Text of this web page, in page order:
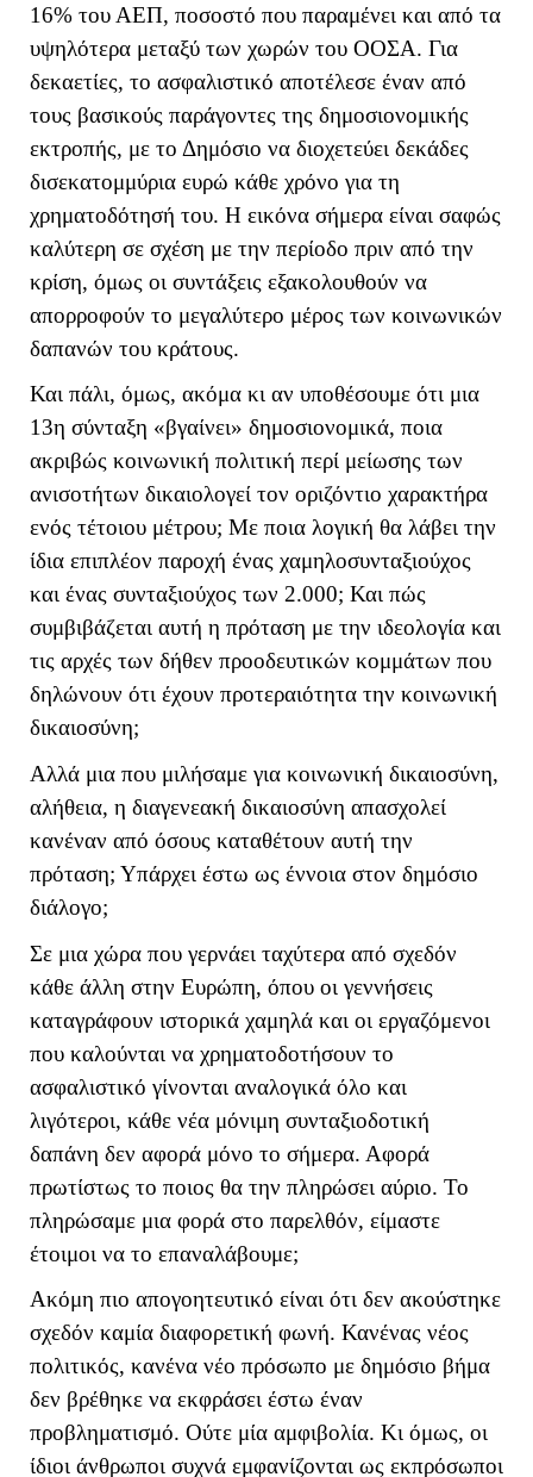
16% του ΑΕΠ, ποσοστό που παραμένει και από τα
υψηλότερα μεταξύ των χωρών του ΟΟΣΑ. Για
δεκαετίες, το ασφαλιστικό αποτέλεσε έναν από
τους βασικούς παράγοντες της δημοσιονομικής
εκτροπής, με το Δημόσιο να διοχετεύει δεκάδες
δισεκατομμύρια ευρώ κάθε χρόνο για τη
χρηματοδότησή του. Η εικόνα σήμερα είναι σαφώς
καλύτερη σε σχέση με την περίοδο πριν από την
κρίση, όμως οι συντάξεις εξακολουθούν να
απορροφούν το μεγαλύτερο μέρος των κοινωνικών
δαπανών του κράτους.
Και πάλι, όμως, ακόμα κι αν υποθέσουμε ότι μια
13η σύνταξη «βγαίνει» δημοσιονομικά, ποια
ακριβώς κοινωνική πολιτική περί μείωσης των
ανισοτήτων δικαιολογεί τον οριζόντιο χαρακτήρα
ενός τέτοιου μέτρου; Με ποια λογική θα λάβει την
ίδια επιπλέον παροχή ένας χαμηλοσυνταξιούχος
και ένας συνταξιούχος των 2.000; Και πώς
συμβιβάζεται αυτή η πρόταση με την ιδεολογία και
τις αρχές των δήθεν προοδευτικών κομμάτων που
δηλώνουν ότι έχουν προτεραιότητα την κοινωνική
δικαιοσύνη;
Αλλά μια που μιλήσαμε για κοινωνική δικαιοσύνη,
αλήθεια, η διαγενεακή δικαιοσύνη απασχολεί
κανέναν από όσους καταθέτουν αυτή την
πρόταση; Υπάρχει έστω ως έννοια στον δημόσιο
διάλογο;
Σε μια χώρα που γερνάει ταχύτερα από σχεδόν
κάθε άλλη στην Ευρώπη, όπου οι γεννήσεις
καταγράφουν ιστορικά χαμηλά και οι εργαζόμενοι
που καλούνται να χρηματοδοτήσουν το
ασφαλιστικό γίνονται αναλογικά όλο και
λιγότεροι, κάθε νέα μόνιμη συνταξιοδοτική
δαπάνη δεν αφορά μόνο το σήμερα. Αφορά
πρωτίστως το ποιος θα την πληρώσει αύριο. Το
πληρώσαμε μια φορά στο παρελθόν, είμαστε
έτοιμοι να το επαναλάβουμε;
Ακόμη πιο απογοητευτικό είναι ότι δεν ακούστηκε
σχεδόν καμία διαφορετική φωνή. Κανένας νέος
πολιτικός, κανένα νέο πρόσωπο με δημόσιο βήμα
δεν βρέθηκε να εκφράσει έστω έναν
προβληματισμό. Ούτε μία αμφιβολία. Κι όμως, οι
ίδιοι άνθρωποι συχνά εμφανίζονται ως εκπρόσωποι